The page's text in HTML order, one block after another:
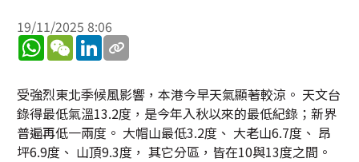
19/11/2025 8:06
WhatsApp
WeChatLinkedIn
受強烈東北季候風影響，本港今早天氣顯著較涼。 天文台
錄得最低氣溫13.2度，是今年入秋以來的最低紀錄；新界
普遍再低一兩度。 大帽山最低3.2度、 大老山6.7度、 昂
坪6.9度、 山頂9.3度， 其它分區，皆在10與13度之間。